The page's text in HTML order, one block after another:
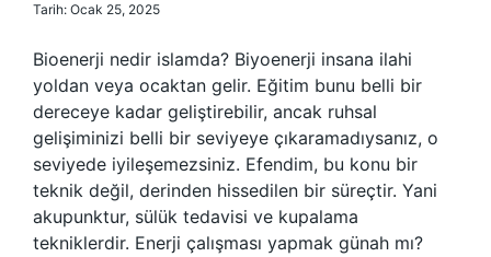
Tarih: Ocak 25, 2025
Bioenerji nedir islamda? Biyoenerji insana ilahi
yoldan veya ocaktan gelir. Eğitim bunu belli bir
dereceye kadar geliştirebilir, ancak ruhsal
gelişiminizi belli bir seviyeye çıkaramadıysanız, o
seviyede iyileşemezsiniz. Efendim, bu konu bir
teknik değil, derinden hissedilen bir süreçtir. Yani
akupunktur, sülük tedavisi ve kupalama
tekniklerdir. Enerji çalışması yapmak günah mı?